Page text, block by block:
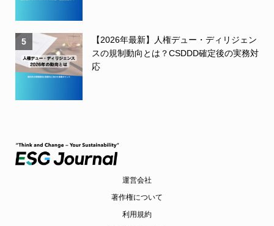
5
【2026年最新】人権デュー・ディリジェン
スの規制動向とは？CSDDD確定後の実務対
応
運営会社
著作権について
利用規約